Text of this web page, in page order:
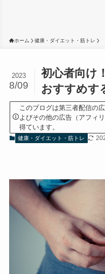
ホーム 健康・ダイエット・筋トレ
初心者向け
おすすめす
2023
8/09
このブログは第三者配信の
よびその他の広告（アフィ
得ています。
健康・ダイエット・筋トレ